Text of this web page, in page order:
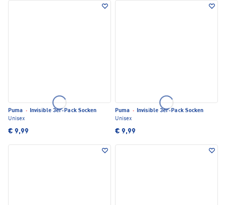
Puma · Invisible 3er-Pack Socken
Unisex
€ 9,99
Puma · Invisible 3er-Pack Socken
Unisex
€ 9,99